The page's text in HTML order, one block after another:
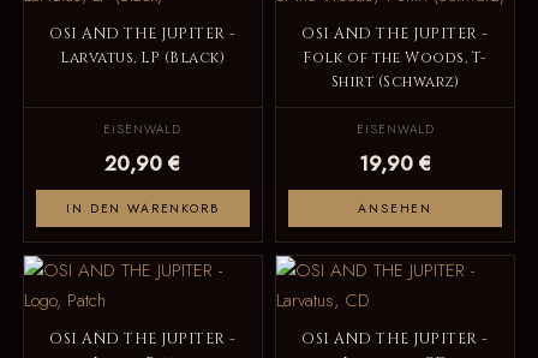
OSI AND THE JUPITER -
Larvatus, LP (Black)
EISENWALD
20,90 €
IN DEN WARENKORB
OSI AND THE JUPITER -
Folk of the Woods, T-
Shirt (Schwarz)
EISENWALD
19,90 €
ANSEHEN
OSI AND THE JUPITER -
OSI AND THE JUPITER -